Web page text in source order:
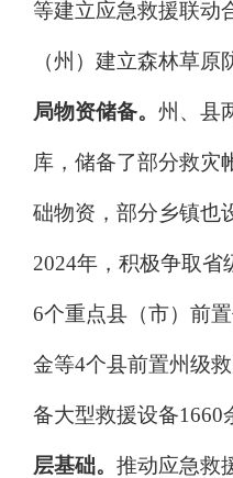
等建立应急救援联动
（州）建立森林草原
局物资储备。 州、县
库，储备了部分救灾
础物资，部分乡镇也
2024年，积极争取省
6个重点县（市）前
金等4个县前置州级
备大型救援设备1660
层基础。 推动应急救